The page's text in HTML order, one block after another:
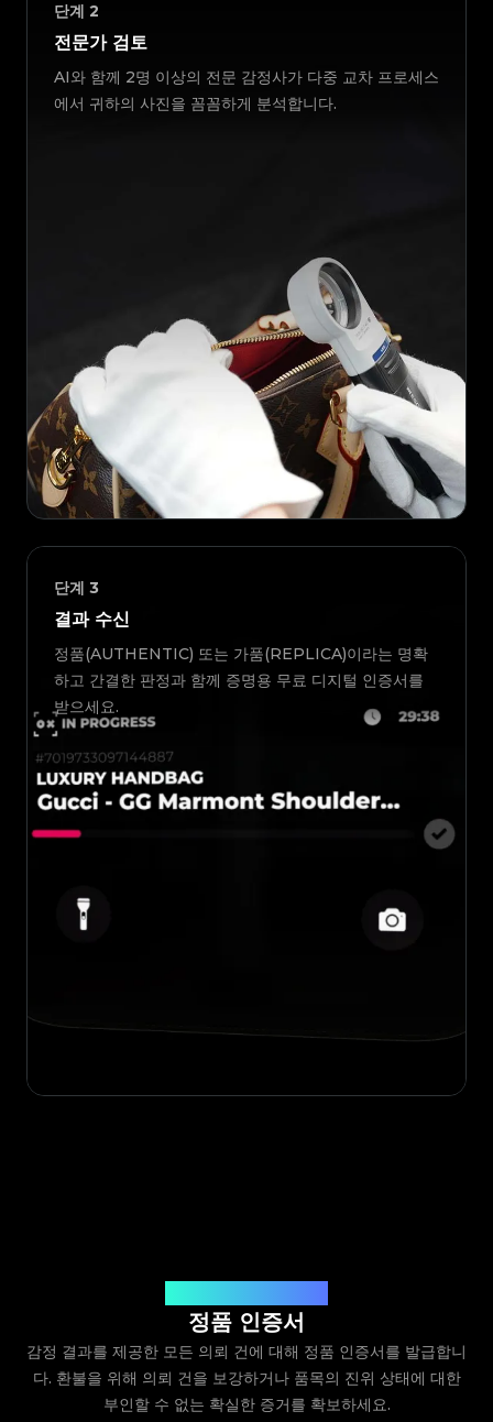
단계 2
전문가 검토
AI와 함께 2명 이상의 전문 감정사가 다중 교차 프로세스
에서 귀하의 사진을 꼼꼼하게 분석합니다.
단계 3
결과 수신
정품(AUTHENTIC) 또는 가품(REPLICA)이라는 명확
하고 간결한 판정과 함께 증명용 무료 디지털 인증서를
받으세요.
정품 인증서
감정 결과를 제공한 모든 의뢰 건에 대해 정품 인증서를 발급합니
다. 환불을 위해 의뢰 건을 보강하거나 품목의 진위 상태에 대한
부인할 수 없는 확실한 증거를 확보하세요.